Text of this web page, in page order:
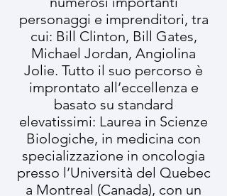
personaggi e imprenditori, tra
cui: Bill Clinton, Bill Gates,
Michael Jordan, Angiolina
Jolie. Tutto il suo percorso è
improntato all’eccellenza e
basato su standard
elevatissimi: Laurea in Scienze
Biologiche, in medicina con
specializzazione in oncologia
presso l’Università del Quebec
a Montreal (Canada), con un